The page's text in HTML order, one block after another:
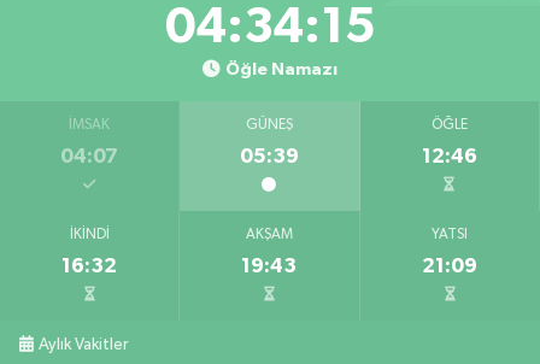
04:34:13
Öğle Namazı
İMSAK
04:07
GÜNEŞ
05:39
ÖĞLE
12:46
İKINDI
16:32
AKŞAM
19:43
YATSI
21:09
Aylık Vakitler